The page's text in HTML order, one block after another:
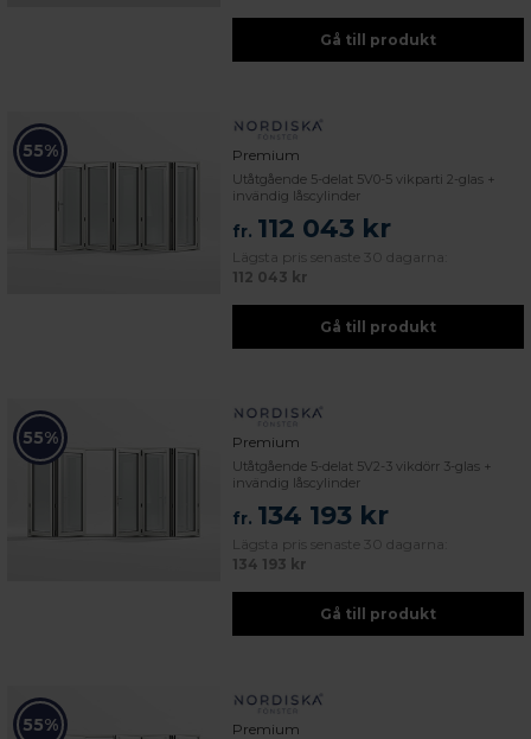
Gå till produkt
55% Premium
Utåtgående 5-delat 5V0-5 vikparti 2-glas +
invändig låscylinder
fr. 112 043 kr
Lägsta pris senaste 30 dagarna:
112 043 kr
Gå till produkt
55% Premium
Utåtgående 5-delat 5V2-3 vikdörr 3-glas +
invändig låscylinder
fr. 134 193 kr
Lägsta pris senaste 30 dagarna:
134 193 kr
Gå till produkt
55% Premium